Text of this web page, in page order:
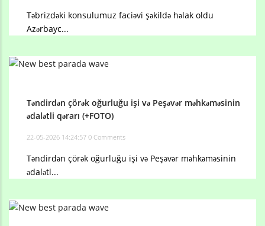
Təbrizdəki konsulumuz faciəvi şəkildə həlak oldu
Azərbayc...
Təndirdən çörək oğurluğu işi və Peşəvər məhkəməsinin
ədalətli qərarı (+FOTO)
22-05-2026 14:24:57 0 Comments
Təndirdən çörək oğurluğu işi və Peşəvər məhkəməsinin
ədalətl...